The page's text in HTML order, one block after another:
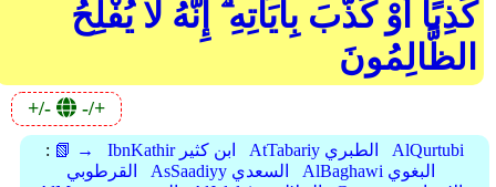
كَذِبًا أَوْ كَذَّبَ بِآيَاتِهِ ۗ إِنَّهُ لَا يُفْلِحُ
الظَّالِمُونَ
+/- -/+
: 📗 → IbnKathir ابن كثير AtTabariy الطبري
AlQurtubi
القرطوبي
AsSaadiyy السعدي
AlBaghawi البغوي